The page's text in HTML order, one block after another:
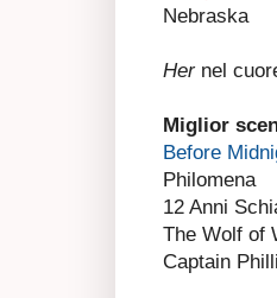
Nebraska
Her nel
Miglior
Before
Philomena
12 Anni
The Wolf of
Captain